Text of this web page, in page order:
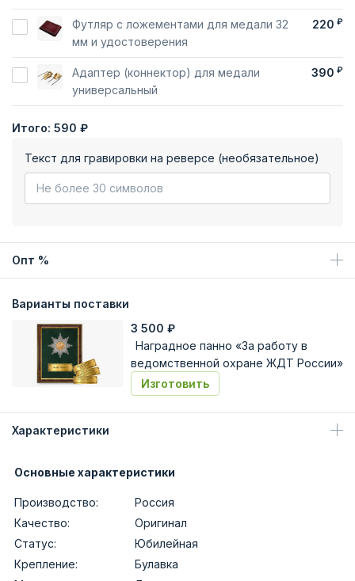
Футляр с ложементами для медали 32
мм и удостоверения
220 ₽
Адаптер (коннектор) для медали
универсальный
390 ₽
Итого: 590 ₽
Текст для гравировки на реверсе (необязательное)
Опт %
Варианты поставки
3 500 ₽
Наградное панно «За работу в
ведомственной охране ЖДТ России»
Изготовить
Характеристики
Основные характеристики
Производство:
Россия
Качество:
Оригинал
Статус:
Юбилейная
Крепление:
Булавка